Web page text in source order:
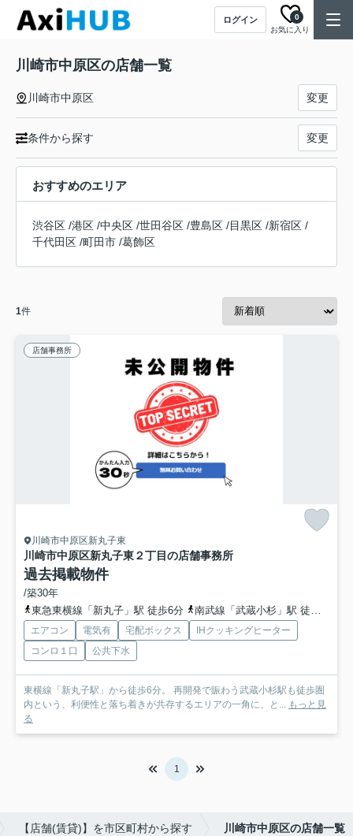
ログイン
お気に入り
0
川崎市中原区の店舗一覧
川崎市中原区 変更
条件から探す 変更
おすすめのエリア
渋谷区 /港区 /中央区 /世田谷区 /豊島区 /目黒区 /新宿区 /
千代田区 /町田市 /葛飾区
1件
店舗事務所
川崎市中原区新丸子東
川崎市中原区新丸子東２丁目の店舗事務所
過去掲載物件
/築30年
東急東横線「新丸子」駅 徒歩6分
南武線「武蔵小杉」駅 徒歩9分
エアコン 電気有 宅配ボックス
IHクッキングヒーター
コンロ１口
公共下水
東横線「新丸子駅」から徒歩6分。 再開発で賑わう武蔵小杉駅も徒歩圏
内という、利便性と落ち着きが共存するエリアの一角に、と... もっと見
る
1
【店舗(賃貸)】を市区町村から探す 川崎市中原区の店舗一覧